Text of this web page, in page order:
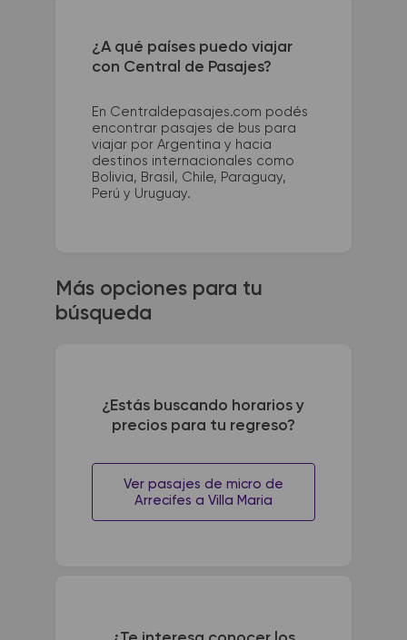
¿A qué países puedo viajar
con Central de Pasajes?
En Centraldepasajes.com podés
encontrar pasajes de bus para
viajar por Argentina y hacia
destinos internacionales como
Bolivia, Brasil, Chile, Paraguay,
Perú y Uruguay.
Más opciones para tu
búsqueda
¿Estás buscando horarios y
precios para tu regreso?
Ver pasajes de micro de
Arrecifes a Villa Maria